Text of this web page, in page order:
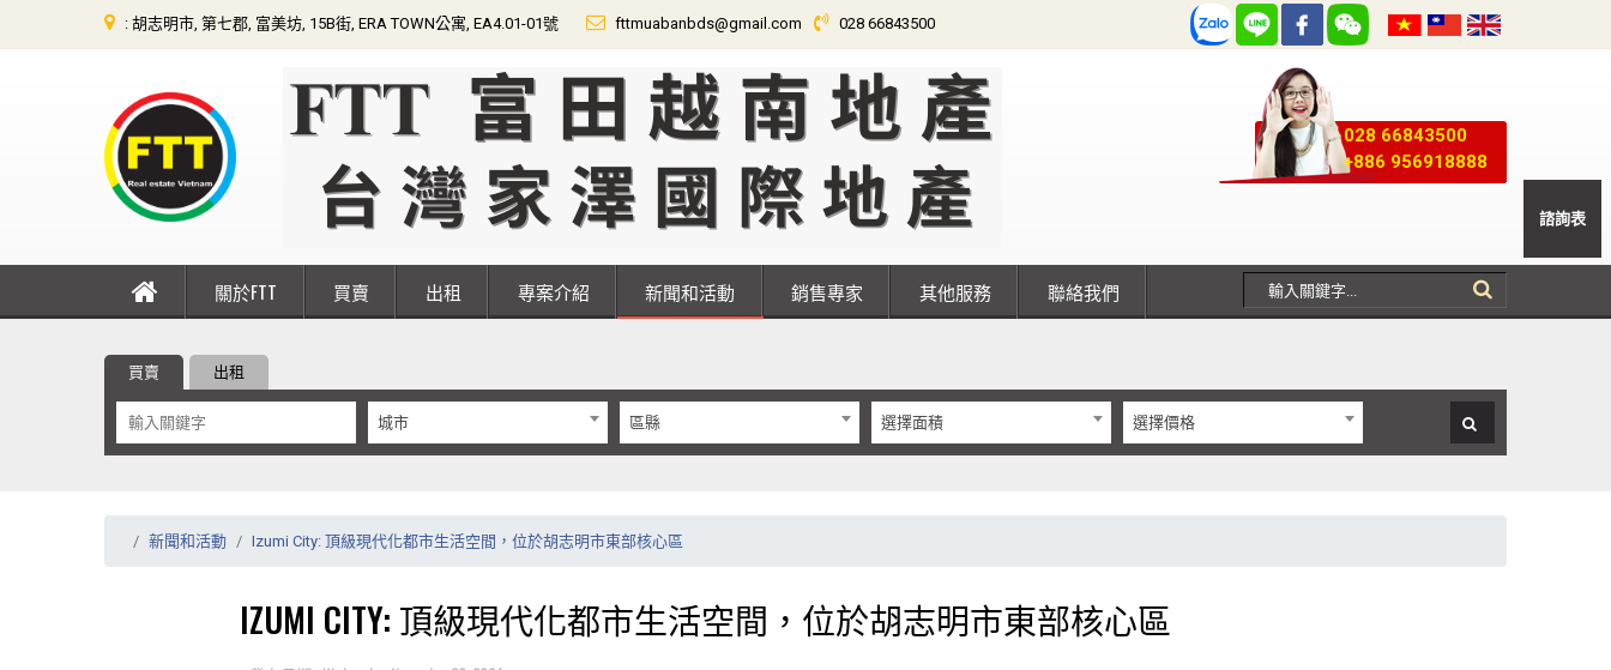
: 胡志明市, 第七郡, 富美坊, 15B街, ERA TOWN公寓, EA4.01-01號 fttmuabanbds@gmail.com 028 66843500
028 66843500
+886 956918888
關於FTT 買賣 出租 專案介紹 新聞和活動 銷售專家 其他服務 聯絡我們
買賣 出租
城市 區縣 選擇面積 選擇價格
新聞和活動 Izumi City: 頂級現代化都市生活空間，位於胡志明市東部核心區
IZUMI CITY: 頂級現代化都市生活空間，位於胡志明市東部核心區
諮詢表